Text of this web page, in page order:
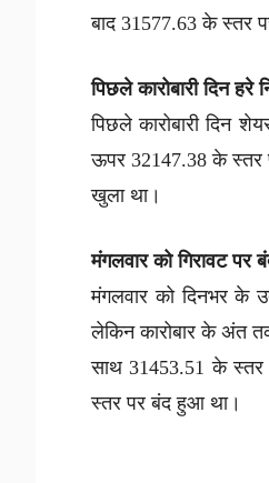
बाद 31577.63 के स्तर
पिछले कारोबारी दिन हरे
पिछले कारोबारी दिन
ऊपर 32147.38 के स्तर
खुला था।
मंगलवार को गिरावट पर
मंगलवार को दिनभर के
लेकिन कारोबार के अंत
साथ 31453.51 के स्तर
स्तर पर बंद हुआ था।